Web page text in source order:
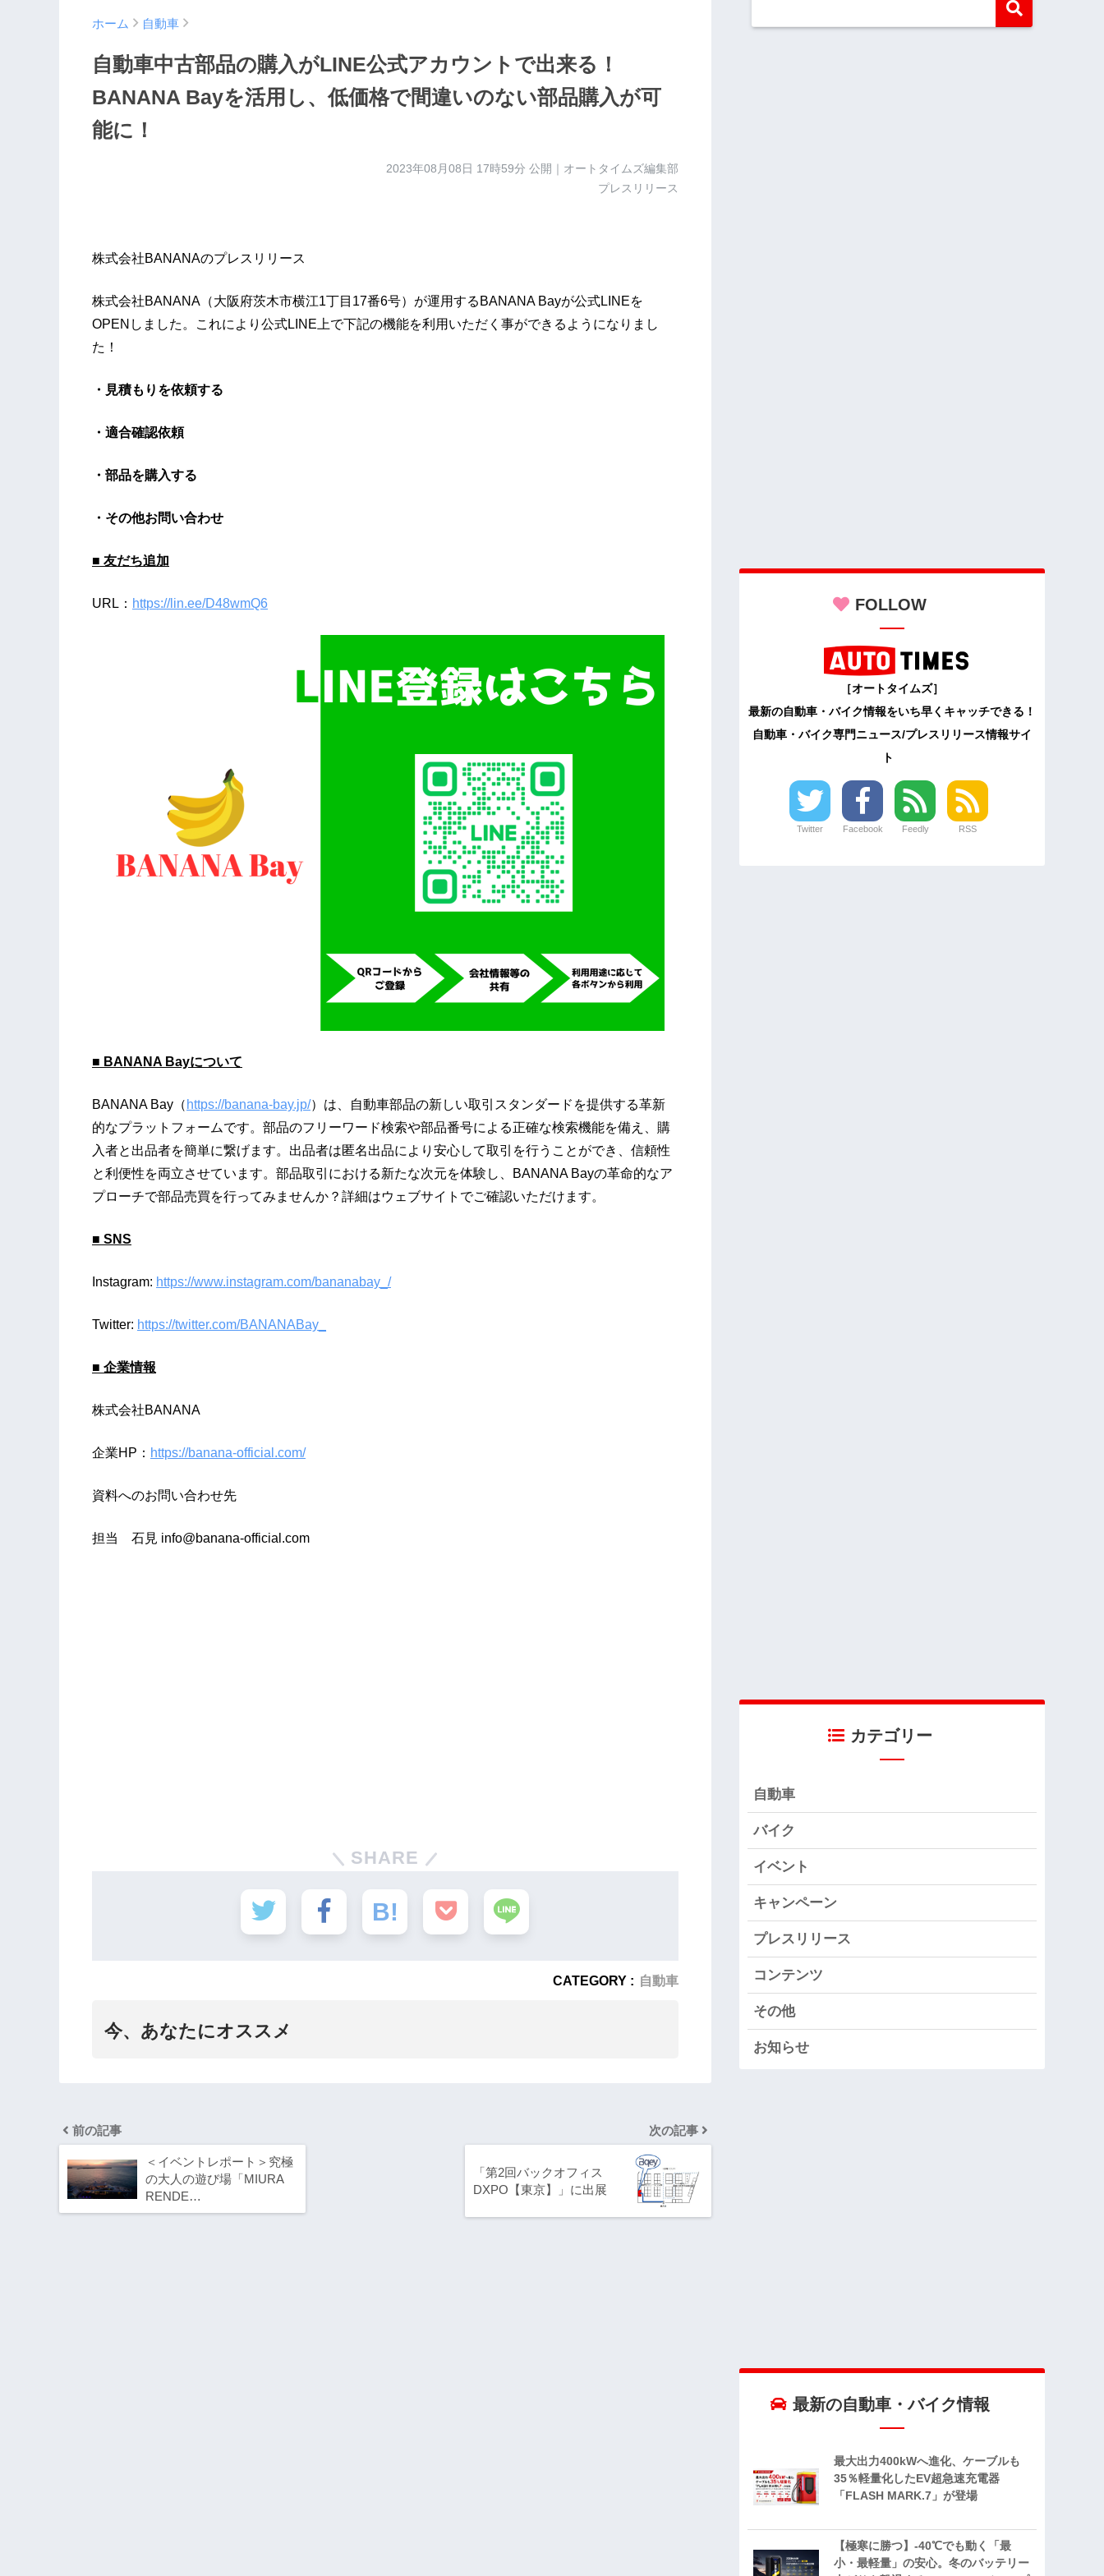
ホーム 自動車
自動車中古部品の購入がLINE公式アカウントで出来る！
BANANA Bayを活用し、低価格で間違いのない部品購入が可
能に！
2023年08月08日 17時59分 公開｜オートタイムズ編集部
プレスリリース
株式会社BANANAのプレスリリース
株式会社BANANA（大阪府茨木市横江1丁目17番6号）が運用するBANANA Bayが公式LINEを
OPENしました。これにより公式LINE上で下記の機能を利用いただく事ができるようになりまし
た！
・見積もりを依頼する
・適合確認依頼
・部品を購入する
・その他お問い合わせ
■ 友だち追加
URL： https://lin.ee/D48wmQ6
■ BANANA Bayについて
BANANA Bay（ https://banana-bay.jp/）は、自動車部品の新しい取引スタンダードを提供する革新
的なプラットフォームです。部品のフリーワード検索や部品番号による正確な検索機能を備え、購
入者と出品者を簡単に繋げます。出品者は匿名出品により安心して取引を行うことができ、信頼性
と利便性を両立させています。部品取引における新たな次元を体験し、BANANA Bayの革命的なア
プローチで部品売買を行ってみませんか？詳細はウェブサイトでご確認いただけます。
■ SNS
Instagram: https://www.instagram.com/bananabay_/
Twitter: https://twitter.com/BANANABay_
■ 企業情報
株式会社BANANA
企業HP： https://banana-official.com/
資料へのお問い合わせ先
担当 石見 info@banana-official.com
SHARE
CATEGORY : 自動車
今、あなたにオススメ
前の記事
＜イベントレポート＞究極
の大人の遊び場「MIURA
RENDE…
次の記事
「第2回バックオフィス
DXPO【東京】」に出展
FOLLOW
［オートタイムズ］
最新の自動車・バイク情報をいち早くキャッチできる！
自動車・バイク専門ニュース/プレスリリース情報サイ
ト
Twitter Facebook Feedly RSS
カテゴリー
自動車
バイク
イベント
キャンペーン
プレスリリース
コンテンツ
その他
お知らせ
最新の自動車・バイク情報
最大出力400kWへ進化、ケーブルも
35％軽量化したEV超急速充電器
「FLASH MARK.7」が登場
【極寒に勝つ】-40℃でも動く「最
小・最軽量」の安心。冬のバッテリー